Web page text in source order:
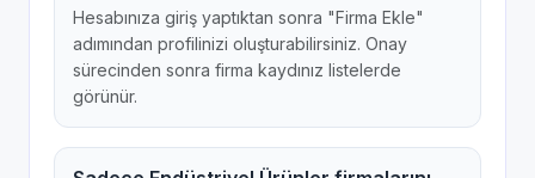
Hesabınıza giriş yaptıktan sonra "Firma Ekle"
adımından profilinizi oluşturabilirsiniz. Onay
sürecinden sonra firma kaydınız listelerde
görünür.